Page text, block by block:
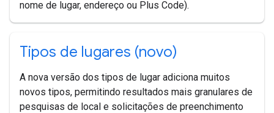
nome de lugar, endereço ou Plus Code).
Tipos de lugares (novo)
A nova versão dos tipos de lugar adiciona muitos
novos tipos, permitindo resultados mais granulares de
pesquisas de local e solicitações de preenchimento